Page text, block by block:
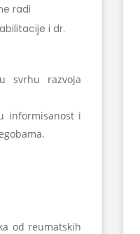
radi
i dr.
svrhu razvoja
informisanost i
od reumatskih